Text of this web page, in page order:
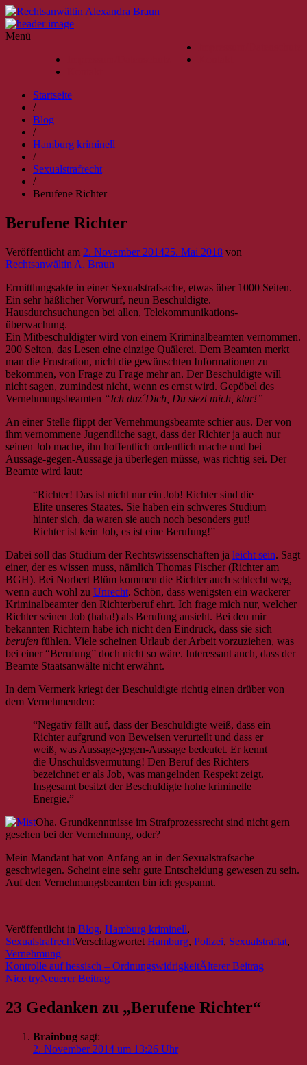
Menü
Startseite
/
Blog
/
Hamburg kriminell
/
Sexualstrafrecht
/
Berufene Richter
Berufene Richter
Veröffentlicht am 2. November 201425. Mai 2018 von
Rechtsanwältin A. Braun
Ermittlungsakte in einer Sexualstrafsache, etwas über 1000 Seiten.
Ein sehr häßlicher Vorwurf, neun Beschuldigte.
Hausdurchsuchungen bei allen, Telekommunikations-
Ein Mitbeschuldigter wird von einem Kriminalbeamten vernommen.
200 Seiten, das Lesen eine einzige Quälerei. Dem Beamten merkt
man die Frustration, nicht die gewünschten Informationen zu
bekommen, von Frage zu Frage mehr an. Der Beschuldigte will
nicht sagen, zumindest nicht, wenn es ernst wird. Gepöbel des
Vernehmungsbeamten “Ich duz´Dich, Du siezt mich, klar!”
An einer Stelle flippt der Vernehmungsbeamte schier aus. Der von
ihm vernommene Jugendliche sagt, dass der Richter ja auch nur
seinen Job mache, ihn hoffentlich ordentlich mache und bei
Aussage-gegen-Aussage ja überlegen müsse, was richtig sei. Der
Beamte wird laut:
“Richter! Das ist nicht nur ein Job! Richter sind die
Elite unseres Staates. Sie haben ein schweres Studium
hinter sich, da waren sie auch noch besonders gut!
Richter ist kein Job, es ist eine Berufung!”
Dabei soll das Studium der Rechtswissenschaften ja leicht sein. Sagt
einer, der es wissen muss, nämlich Thomas Fischer (Richter am
BGH). Bei Norbert Blüm kommen die Richter auch schlecht weg,
wenn auch wohl zu Unrecht. Schön, dass wenigsten ein wackerer
Kriminalbeamter den Richterberuf ehrt. Ich frage mich nur, welcher
Richter seinen Job (haha!) als Berufung ansieht. Bei den mir
bekannten Richtern habe ich nicht den Eindruck, dass sie sich
berufen fühlen. Viele scheinen Urlaub der Arbeit vorzuziehen, was
bei einer “Berufung” doch nicht so wäre. Interessant auch, dass der
Beamte Staatsanwälte nicht erwähnt.
In dem Vermerk kriegt der Beschuldigte richtig einen drüber von
dem Vernehmenden:
“Negativ fällt auf, dass der Beschuldigte weiß, dass ein
Richter aufgrund von Beweisen verurteilt und dass er
weiß, was Aussage-gegen-Aussage bedeutet. Er kennt
die Unschuldsvermutung! Den Beruf des Richters
bezeichnet er als Job, was mangelnden Respekt zeigt.
Insgesamt besitzt der Beschuldigte hohe kriminelle
Energie.”
Oha. Grundkenntnisse im Strafprozessrecht sind nicht gern
gesehen bei der Vernehmung, oder?
Mein Mandant hat von Anfang an in der Sexualstrafsache
geschwiegen. Scheint eine sehr gute Entscheidung gewesen zu sein.
Auf den Vernehmungsbeamten bin ich gespannt.
Veröffentlicht in Blog, Hamburg kriminell,
SexualstrafrechtVerschlagwortet Hamburg, Polizei, Sexualstraftat,
Vernehmung
Beitrags-
Navigation
Kontrolle auf hessisch – Ordnungswidrigkeit
Nice try
23 Gedanken zu „Berufene Richter“
Brainbug sagt:
2. November 2014 um 13:26 Uhr